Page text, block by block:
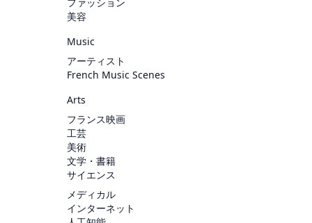
美容
Music
アーティスト
French Music Scenes
Arts
フランス映画
工芸
美術
文学・書籍
サイエンス
メディカル
インターネット